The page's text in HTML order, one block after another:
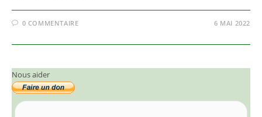
0 COMMENTAIRE 6 MAI 2022
Nous aider